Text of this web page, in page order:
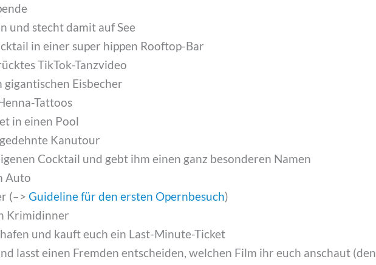
und stecht damit auf See
in einer super hippen Rooftop-Bar
TikTok-Tanzvideo
gigantischen Eisbecher
Tattoos
in einen Pool
Kanutour
Cocktail und gebt ihm einen ganz besonderen Namen
Auto
(–> Guideline für den ersten Opernbesuch)
Krimidinner
und kauft euch ein Last-Minute-Ticket
lasst einen Fremden entscheiden, welchen Film ihr euch anschaut (den